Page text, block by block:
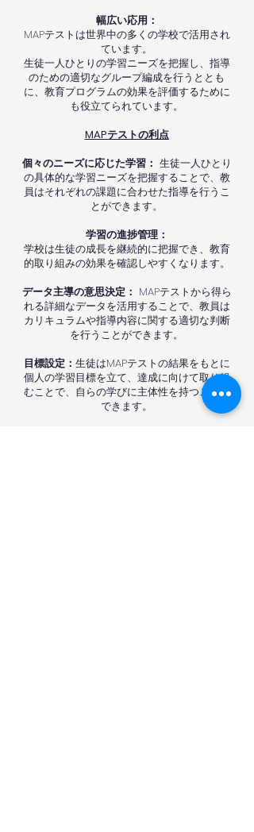
幅広い応用：
MAPテストは世界中の多くの学校で活用され
ています。
生徒一人ひとりの学習ニーズを把握し、指導
のための適切なグループ編成を行うととも
に、教育プログラムの効果を評価するために
も役立てられています。
MAPテストの利点
個々のニーズに応じた学習： 生徒一人ひとり
の具体的な学習ニーズを把握することで、教
員はそれぞれの課題に合わせた指導を行うこ
とができます。
学習の進捗管理：
学校は生徒の成長を継続的に把握でき、教育
的取り組みの効果を確認しやすくなります。
データ主導の意思決定： MAPテストから得ら
れる詳細なデータを活用することで、教員は
カリキュラムや指導内容に関する適切な判断
を行うことができます。
目標設定： 生徒はMAPテストの結果をもとに
個人の学習目標を立て、達成に向けて取り組
むことで、自らの学びに主体性を持つことが
できます。